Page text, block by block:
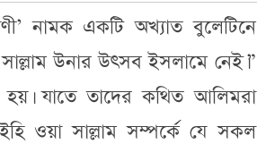
নামক একটি অখ্যাত বুলেটিনে
উনার উৎসব ইসলামে নেই।”
হয়। যাতে তাদের কথিত আলিমরা
ওয়া সাল্লাম সম্পর্কে যে সকল